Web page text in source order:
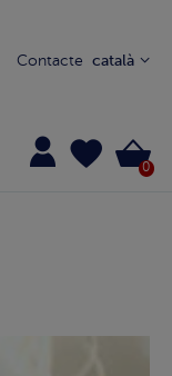
Contacte català
0